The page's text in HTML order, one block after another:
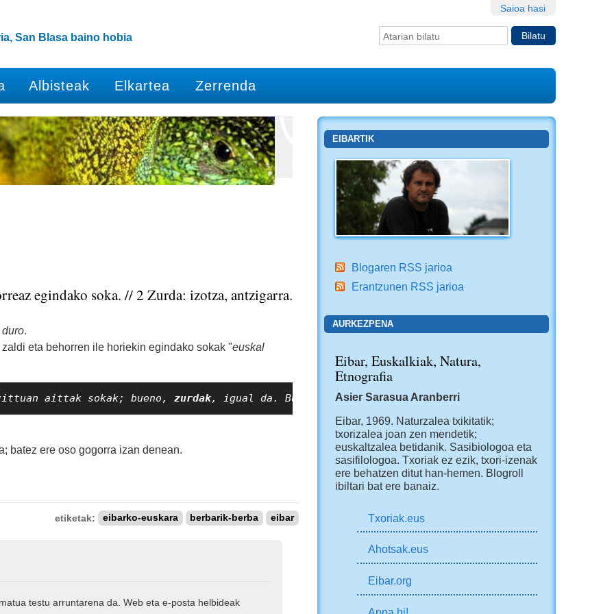
Saioa hasi
Bilatu atarian
San Blasa baino hobia
Albisteak Elkartea Zerrenda
egindako soka. // 2 Zurda: izotza, antzigarra.
.
zaldi eta behorren ile horiekin egindako sokak "euskal
aittak sokak; bueno, zurdak, igual da. Buztanekuak be erabiltzen ziran. Ule gogorrak bihar;
batez ere oso gogorra izan denean.
etiketak: eibarko-euskara berbarik-berba eibar
testu arruntarena da. Web eta e-posta helbideak
EIBARTIK
Blogaren RSS jarioa
Erantzunen RSS jarioa
AURKEZPENA
Eibar, Euskalkiak, Natura,
Etnografia
Asier Sarasua Aranberri
Eibar, 1969. Naturzalea txikitatik;
txorizalea joan zen mendetik;
euskaltzalea betidanik. Sasibiologoa eta
sasifilologoa. Txoriak ez ezik, txori-izenak
ere behatzen ditut han-hemen. Blogroll
ibiltari bat ere banaiz.
Txoriak.eus
Ahotsak.eus
Eibar.org